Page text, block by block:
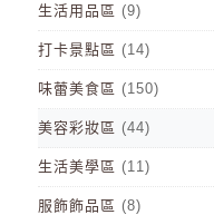
生活用品區 (9)
打卡景點區 (14)
味蕾美食區 (150)
美容彩妝區 (44)
生活美學區 (11)
服飾飾品區 (8)